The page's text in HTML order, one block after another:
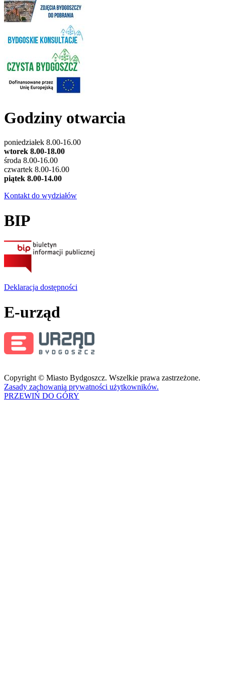
Godziny otwarcia
poniedziałek 8.00-16.00
wtorek 8.00-18.00
środa 8.00-16.00
czwartek 8.00-16.00
piątek 8.00-14.00
Kontakt do wydziałów
BIP
Deklaracja dostępności
E-urząd
Copyright © Miasto Bydgoszcz. Wszelkie prawa zastrzeżone.
Zasady zachowania prywatności użytkowników.
PRZEWIŃ DO GÓRY